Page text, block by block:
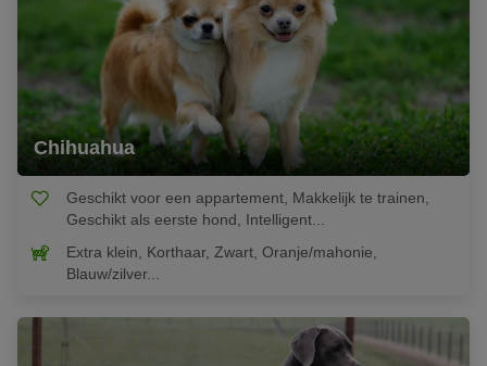
Chihuahua
Geschikt voor een appartement, Makkelijk te trainen,
Geschikt als eerste hond, Intelligent...
Extra klein, Korthaar, Zwart, Oranje/mahonie,
Blauw/zilver...